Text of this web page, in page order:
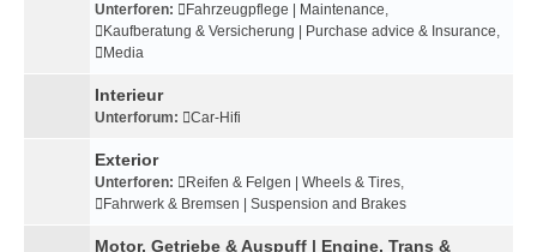
Unterforen: Fahrzeugpflege | Maintenance,
Kaufberatung & Versicherung | Purchase advice & Insurance,
Media
Interieur
Unterforum: Car-Hifi
Exterior
Unterforen: Reifen & Felgen | Wheels & Tires,
Fahrwerk & Bremsen | Suspension and Brakes
Motor, Getriebe & Auspuff | Engine, Trans &